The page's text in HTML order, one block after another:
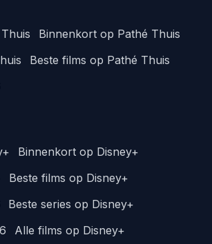
Binnenkort op Pathé Thuis
Beste films op Pathé Thuis
Binnenkort op Disney+
Beste films op Disney+
Beste series op Disney+
Alle films op Disney+